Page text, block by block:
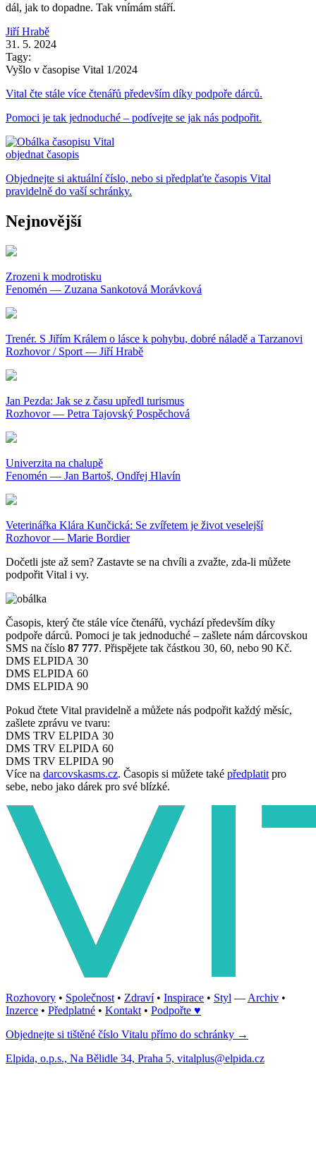
dál, jak to dopadne. Tak vnímám stáří.
Jiří Hrabě
31. 5. 2024
Tagy:
Vyšlo v časopise Vital 1/2024
Vital čte stále více čtenářů především díky podpoře dárců.
Pomoci je tak jednoduché – podívejte se jak nás podpořit.
objednat časopis
Objednejte si aktuální číslo, nebo si předplaťte časopis Vital
pravidelně do vaší schránky.
Nejnovější
Zrozeni k modrotisku
Fenomén — Zuzana Sankotová Morávková
Trenér. S Jiřím Králem o lásce k pohybu, dobré náladě a Tarzanovi
Rozhovor / Sport — Jiří Hrabě
Jan Pezda: Jak se z času upředl turismus
Rozhovor — Petra Tajovský Pospěchová
Univerzita na chalupě
Fenomén — Jan Bartoš, Ondřej Hlavín
Veterinářka Klára Kunčická: Se zvířetem je život veselejší
Rozhovor — Marie Bordier
Dočetli jste až sem? Zastavte se na chvíli a zvažte, zda-li můžete
podpořit Vital i vy.
Časopis, který čte stále více čtenářů, vychází především díky
podpoře dárců. Pomoci je tak jednoduché – zašlete nám dárcovskou
SMS na číslo 87 777. Přispějete tak částkou 30, 60, nebo 90 Kč.
DMS ELPIDA 30
DMS ELPIDA 60
DMS ELPIDA 90
Pokud čtete Vital pravidelně a můžete nás podpořit každý měsíc,
zašlete zprávu ve tvaru:
DMS TRV ELPIDA 30
DMS TRV ELPIDA 60
DMS TRV ELPIDA 90
Více na darcovskasms.cz. Časopis si můžete také předplatit pro
sebe, nebo jako dárek pro své blízké.
Rozhovory • Společnost • Zdraví• Inspirace • Styl — Archiv •
Inzerce • Předplatné • Kontakt • Podpořte ♥
Objednejte si tištěné číslo Vitalu přímo do schránky →
Elpida, o.p.s., Na Bělidle 34, Praha 5, vitalplus@elpida.cz